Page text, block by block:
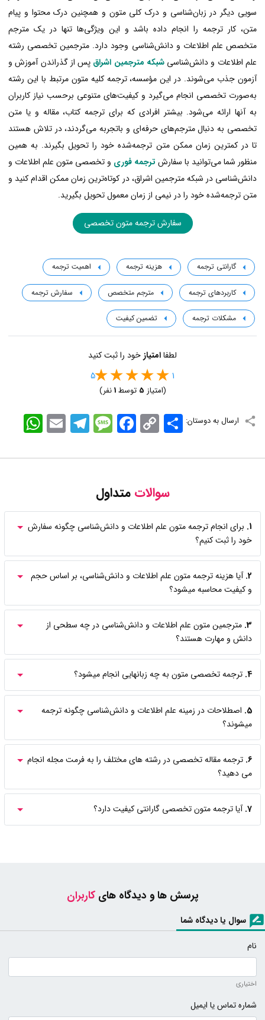
سویی دیگر در زبان‌شناسی و درک کلی متون و همچنین درک محتوا و پیام
متن، کار ترجمه را انجام داده باشد و این ویژگی‌ها تنها در یک مترجم
متخصص علم اطلاعات و دانش‌شناسی وجود دارد. مترجمین تخصصی رشته
علم اطلاعات و دانش‌شناسیشبکه مترجمین اشراق پس از گذراندن آموزش و
آزمون جذب می‌شوند. در این مؤسسه، ترجمه کلیه متون مرتبط با این رشته
به‌صورت تخصصی انجام می‌گیرد و کیفیت‌های متنوعی برحسب نیاز کاربران
به آنها ارائه می‌شود. بیشتر افرادی که برای ترجمه کتاب، مقاله و یا متن
تخصصی به دنبال مترجم‌های حرفه‌ای و باتجربه می‌گردند، در تلاش‌ هستند
تا در کمترین زمان ممکن متن ترجمه‌شده خود را تحویل بگیرند. به همین
منظور شما می‌توانید با سفارش ترجمه فوری و تخصصی متون علم اطلاعات و
دانش‌شناسی در شبکه مترجمین اشراق، در کوتاه‌ترین زمان ممکن اقدام کنید و
متن ترجمه‌شده خود را در نیمی از زمان معمول تحویل بگیرید.
سفارش ترجمه متون تخصصی
گارانتی ترجمه هزینه ترجمه اهمیت ترجمه
کاربردهای ترجمه مترجم متخصص سفارش ترجمه
مشکلات ترجمه تضمین کیفیت
لطفاامتیاز خود را ثبت کنید
1
5
(امتیاز 5 توسط1نفر)
ارسال به دوستان: WhatsApp EmailTelegramMessageFacebook Copy
Link
اشتراک
سوالاتمتداول
1. برای انجام ترجمه متون علم اطلاعات و دانش‌شناسی چگونه سفارش
خود را ثبت کنیم؟
2. آیا هزینه ترجمه متون علم اطلاعات و دانش‌شناسی، بر اساس حجم
و کیفیت محاسبه میشود؟
3. مترجمین متون علم اطلاعات و دانش‌شناسی در چه سطحی از
دانش و مهارت هستند؟
4. ترجمه تخصصی متون به چه زبانهایی انجام میشود؟
5. اصطلاحات در زمینه علم اطلاعات و دانش‌شناسی چگونه ترجمه
میشوند؟
6. ترجمه مقاله تخصصی در رشته های مختلف را به فرمت مجله انجام
می دهید؟
7. آیا ترجمه متون تخصصی گارانتی کیفیت دارد؟
پرسش ها و دیدگاه هایکاربران
سوال یا دیدگاه شما
نام
اختیاری
شماره تماس یا ایمیل